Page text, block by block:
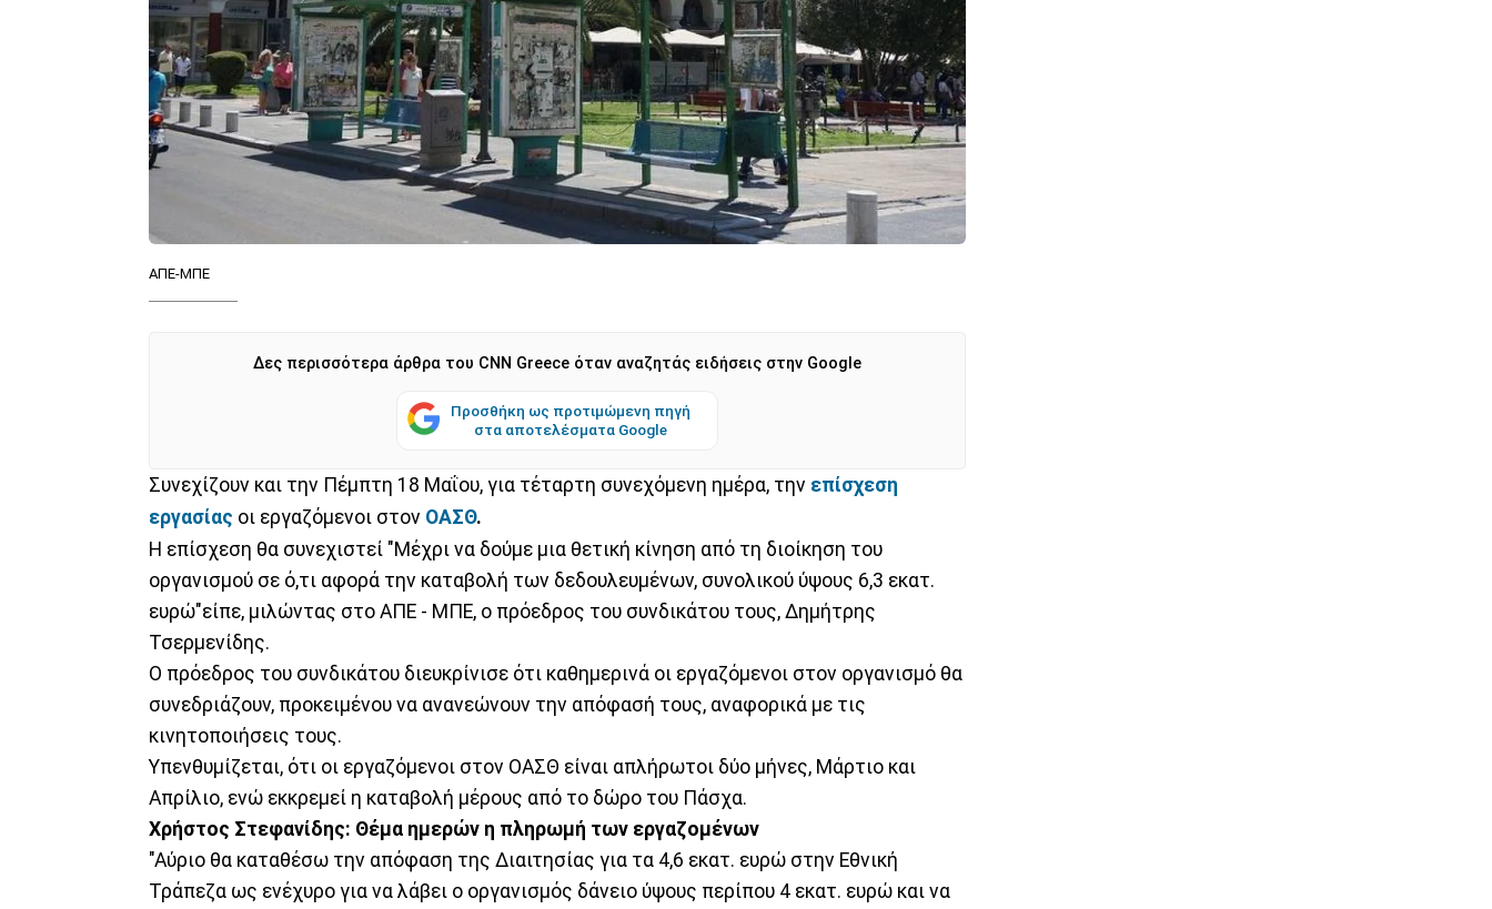
ΑΠΕ-ΜΠΕ
Δες περισσότερα άρθρα του CNN Greece όταν αναζητάς ειδήσεις στην Google
Προσθήκη ως προτιμώμενη πηγή
στα αποτελέσματα Google
Συνεχίζουν και την Πέμπτη 18 Μαΐου, για τέταρτη συνεχόμενη ημέρα, την επίσχεση
εργασίας οι εργαζόμενοι στον ΟΑΣΘ.
Η επίσχεση θα συνεχιστεί "Μέχρι να δούμε μια θετική κίνηση από τη διοίκηση του
οργανισμού σε ό,τι αφορά την καταβολή των δεδουλευμένων, συνολικού ύψους 6,3 εκατ.
ευρώ"είπε, μιλώντας στο ΑΠΕ - ΜΠΕ, ο πρόεδρος του συνδικάτου τους, Δημήτρης
Τσερμενίδης.
Ο πρόεδρος του συνδικάτου διευκρίνισε ότι καθημερινά οι εργαζόμενοι στον οργανισμό θα
συνεδριάζουν, προκειμένου να ανανεώνουν την απόφασή τους, αναφορικά με τις
κινητοποιήσεις τους.
Υπενθυμίζεται, ότι οι εργαζόμενοι στον ΟΑΣΘ είναι απλήρωτοι δύο μήνες, Μάρτιο και
Απρίλιο, ενώ εκκρεμεί η καταβολή μέρους από το δώρο του Πάσχα.
Χρήστος Στεφανίδης: Θέμα ημερών η πληρωμή των εργαζομένων
"Αύριο θα καταθέσω την απόφαση της Διαιτησίας για τα 4,6 εκατ. ευρώ στην Εθνική
Τράπεζα ως ενέχυρο για να λάβει ο οργανισμός δάνειο ύψους περίπου 4 εκατ. ευρώ και να